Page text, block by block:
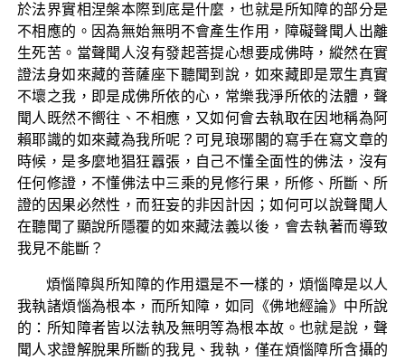
於法界實相涅槃本際到底是什麼，也就是所知障的部分是
不相應的。因為無始無明不會產生作用，障礙聲聞人出離
生死苦。當聲聞人沒有發起菩提心想要成佛時，縱然在實
證法身如來藏的菩薩座下聽聞到說，如來藏即是眾生真實
不壞之我，即是成佛所依的心，常樂我淨所依的法體，聲
聞人既然不嚮往、不相應，又如何會去執取在因地稱為阿
賴耶識的如來藏為我所呢？可見琅琊閣的寫手在寫文章的
時候，是多麼地猖狂囂張，自己不懂全面性的佛法，沒有
任何修證，不懂佛法中三乘的見修行果，所修、所斷、所
證的因果必然性，而狂妄的非因計因；如何可以說聲聞人
在聽聞了顯說所隱覆的如來藏法義以後，會去執著而導致
我見不能斷？
煩惱障與所知障的作用還是不一樣的，煩惱障是以人
我執諸煩惱為根本，而所知障，如同《佛地經論》中所說
的：所知障者皆以法執及無明等為根本故。也就是說，聲
聞人求證解脫果所斷的我見、我執，僅在煩惱障所含攝的